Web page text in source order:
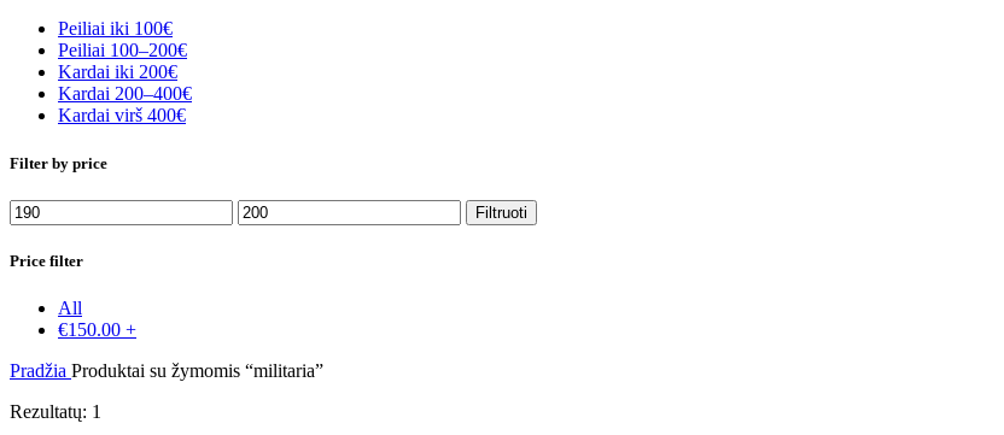
Peiliai iki 100€
Peiliai 100–200€
Kardai iki 200€
Kardai 200–400€
Kardai virš 400€
Filter by price
Min
kaina
Maks
kaina
Filtruoti
Price filter
All
€150.00 +
Pradžia Produktai su žymomis “militaria”
Rezultatų: 1